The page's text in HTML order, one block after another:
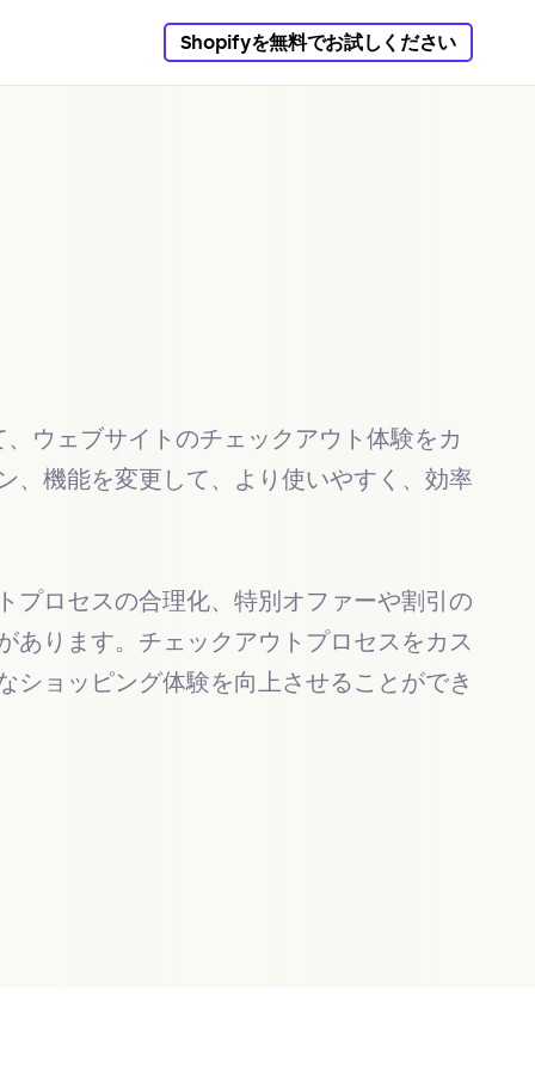
Shopifyを無料でお試しください
ウェブサイトのチェックアウト体験をカ
、機能を変更して、より使いやすく、効率
プロセスの合理化、特別オファーや割引の
あります。チェックアウトプロセスをカス
ショッピング体験を向上させることができ